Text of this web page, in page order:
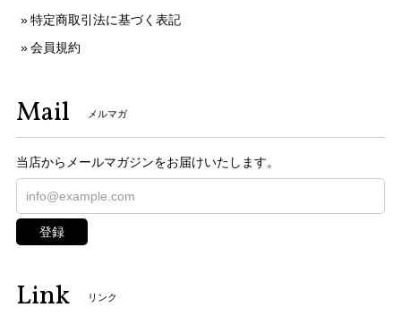
特定商取引法に基づく表記
会員規約
Mail メルマガ
当店からメールマガジンをお届けいたします。
登録
Link リンク